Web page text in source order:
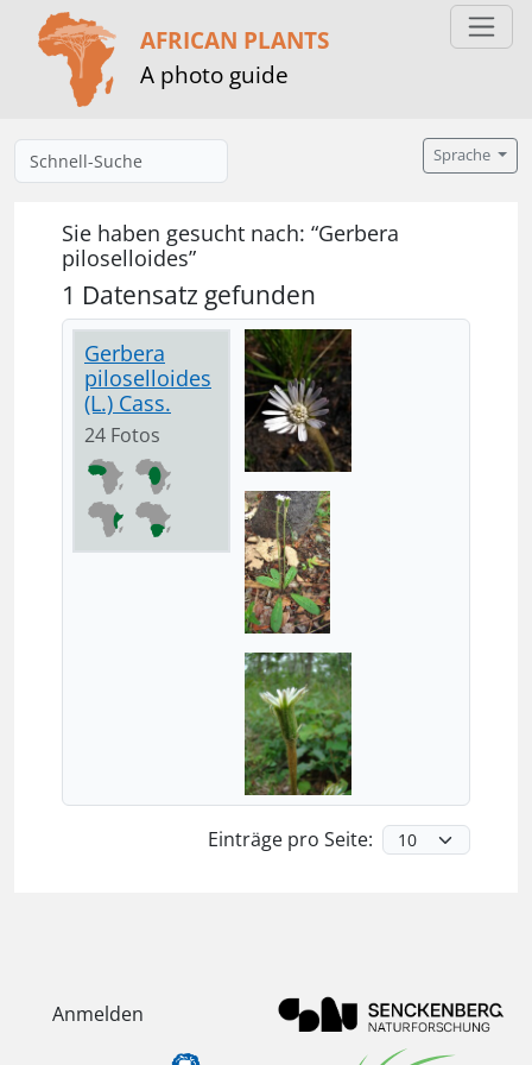
AFRICAN PLANTS
A photo guide
Sprache
Sie haben gesucht nach: “Gerbera
piloselloides”
1 Datensatz gefunden
Gerbera
piloselloides
(L.) Cass.
24 Fotos
Einträge pro Seite:
Anmelden